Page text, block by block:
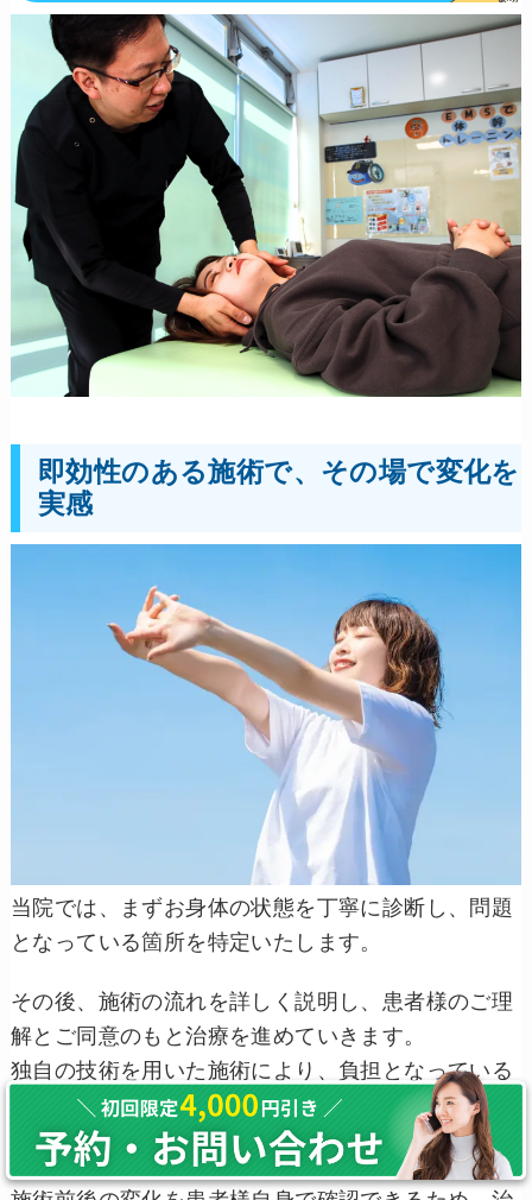
即効性のある施術で、その場で変化を
実感
当院では、まずお身体の状態を丁寧に診断し、問題
となっている箇所を特定いたします。
その後、施術の流れを詳しく説明し、患者様のご理
解とご同意のもと治療を進めていきます。
独自の技術を用いた施術により、負担となっている
部分を効果的に取り除き、お身体の軽さや動きやす
さをその場で体感していただけます。